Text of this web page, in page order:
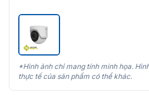
*Hình ảnh chỉ mang tính minh họa.
thực tế của sản phẩm có thể khác.